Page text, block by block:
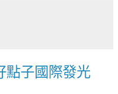
點子國際發光